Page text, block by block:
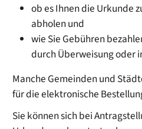
ob es Ihnen die Urkunde
abholen und
wie Sie Gebühren
durch Überweisung oder
Manche Gemeinden und
für die elektronische
Sie können sich bei